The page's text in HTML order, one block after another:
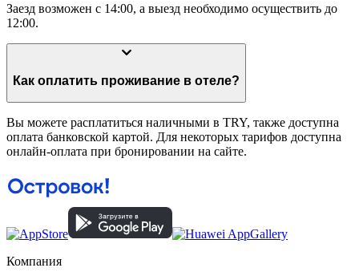
Заезд возможен с 14:00, а выезд необходимо осуществить до
12:00.
Как оплатить проживание в отеле?
Вы можете расплатиться наличными в TRY, также доступна
оплата банковской картой. Для некоторых тарифов доступна
онлайн-оплата при бронировании на сайте.
Компания